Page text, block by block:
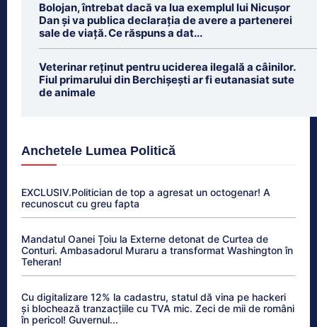
Bolojan, întrebat dacă va lua exemplul lui Nicușor
Dan și va publica declarația de avere a partenerei
sale de viață. Ce răspuns a dat...
Veterinar reținut pentru uciderea ilegală a câinilor.
Fiul primarului din Berchișești ar fi eutanasiat sute
de animale
Anchetele Lumea Politică
EXCLUSIV.Politician de top a agresat un octogenar! A
recunoscut cu greu fapta
Mandatul Oanei Țoiu la Externe detonat de Curtea de
Conturi. Ambasadorul Muraru a transformat Washington în
Teheran!
Cu digitalizare 12% la cadastru, statul dă vina pe hackeri
și blochează tranzacțiile cu TVA mic. Zeci de mii de români
în pericol! Guvernul...